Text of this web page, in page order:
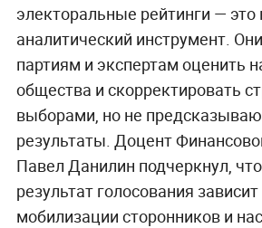
электоральные рейтинги — это
аналитический инструмент.
партиям и экспертам оценить
общества и скорректировать
выборами, но не
результаты. Доцент
Павел Данилин подчеркнул,
результат голосования зависит
мобилизации сторонников и